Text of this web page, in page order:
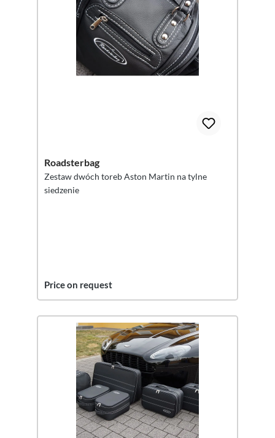
Roadsterbag
Zestaw dwóch toreb Aston Martin na tylne
siedzenie
Price on request